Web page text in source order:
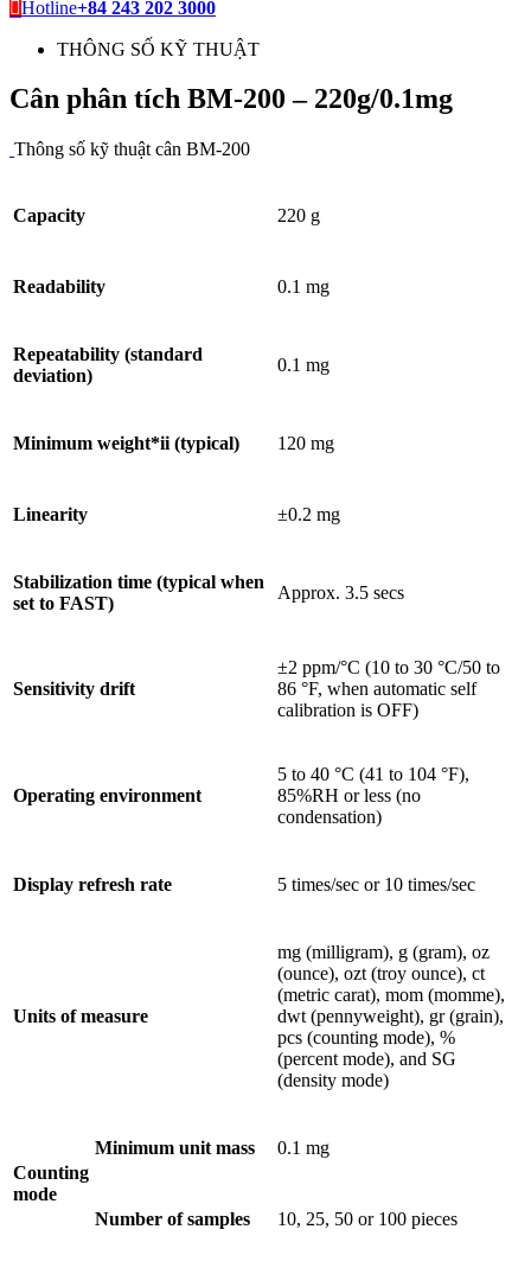
Hotline+84 243 202 3000
THÔNG SỐ KỸ THUẬT
Cân phân tích BM-200 – 220g/0.1mg
Thông số kỹ thuật cân BM-200
Capacity 220 g
Readability 0.1 mg
Repeatability (standard
deviation)
0.1 mg
Minimum weight*ii (typical) 120 mg
Linearity ±0.2 mg
Stabilization time (typical when
set to FAST)
Approx. 3.5 secs
Sensitivity drift
±2 ppm/°C (10 to 30 °C/50 to
86 °F, when automatic self
calibration is OFF)
Operating environment
5 to 40 °C (41 to 104 °F),
85%RH or less (no
condensation)
Display refresh rate 5 times/sec or 10 times/sec
Units of measure
mg (milligram), g (gram), oz
(ounce), ozt (troy ounce), ct
(metric carat), mom (momme),
dwt (pennyweight), gr (grain),
pcs (counting mode), %
(percent mode), and SG
(density mode)
Counting
mode
Minimum unit mass 0.1 mg
Number of samples 10, 25, 50 or 100 pieces